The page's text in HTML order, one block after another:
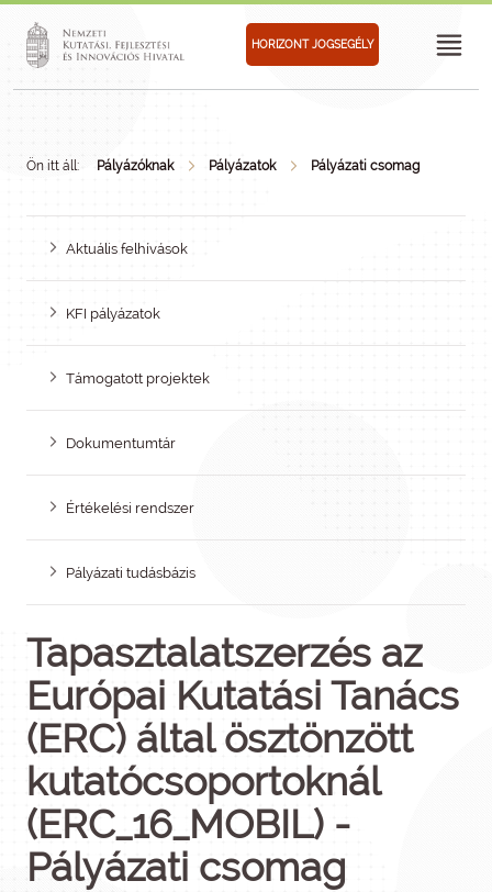
HORIZONT JOGSEGÉLY
Ön itt áll: Pályázóknak Pályázatok Pályázati csomag
Aktuális felhívások
KFI pályázatok
Támogatott projektek
Dokumentumtár
Értékelési rendszer
Pályázati tudásbázis
Tapasztalatszerzés az
Európai Kutatási Tanács
(ERC) által ösztönzött
kutatócsoportoknál
(ERC_16_MOBIL) -
Pályázati csomag